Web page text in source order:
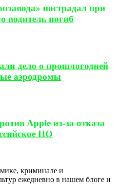
пострадал при
водитель погиб
дело о прошлогодней
аэродромы
Apple из-за отказа
ПО
криминале и
ежедневно в нашем блоге и